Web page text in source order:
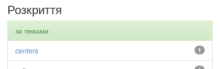
Розкриття
за темами
1
centers